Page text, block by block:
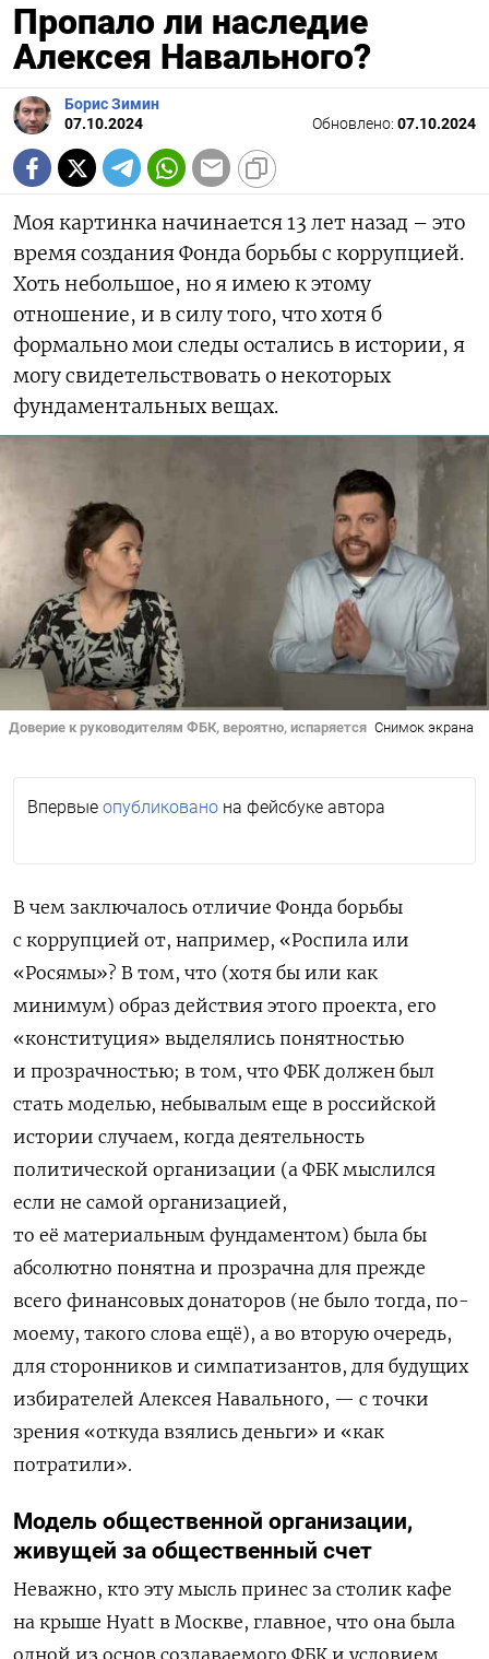
Пропало ли наследие
Алексея Навального?
Борис Зимин
07.10.2024
Обновлено: 07.10.2024
Моя картинка начинается 13 лет назад – это
время создания Фонда борьбы с коррупцией.
Хоть небольшое, но я имею к этому
отношение, и в силу того, что хотя б
формально мои следы остались в истории, я
могу свидетельствовать о некоторых
фундаментальных вещах.
Доверие к руководителям ФБК, вероятно, испаряется Снимок экрана
Впервые опубликовано на фейсбуке автора
В чем заключалось отличие Фонда борьбы
с коррупцией от, например, «Роспила или
«Росямы»? В том, что (хотя бы или как
минимум) образ действия этого проекта, его
«конституция» выделялись понятностью
и прозрачностью; в том, что ФБК должен был
стать моделью, небывалым еще в российской
истории случаем, когда деятельность
политической организации (а ФБК мыслился
если не самой организацией,
то её материальным фундаментом) была бы
абсолютно понятна и прозрачна для прежде
всего финансовых донаторов (не было тогда, по-
моему, такого слова ещё), а во вторую очередь,
для сторонников и симпатизантов, для будущих
избирателей Алексея Навального, — с точки
зрения «откуда взялись деньги» и «как
потратили».
Модель общественной организации,
живущей за общественный счет
Неважно, кто эту мысль принес за столик кафе
на крыше Hyatt в Москве, главное, что она была
одной из основ создаваемого ФБК и условием